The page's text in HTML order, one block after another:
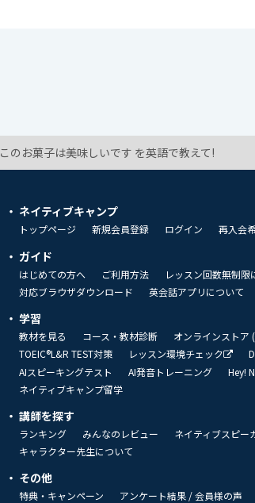
このお菓子は美味しいです を英語で教えて!
ネイティブキャンプ
トップページ 新規会員登録 ログイン 再入会
ガイド
はじめての方へ ご利用方法 レッスン回数無制限
対応ブラウザダウンロード
英会話アプリについて
学習
教材を見る コース・教材診断 オンラインストア
TOEIC®L&R TEST対策
レッスン環境チェック
AIスピーキングテスト
AI発音トレーニング Hey!
ネイティブキャンプ留学
講師を探す
ランキング みんなのレビュー ネイティブスピー
キャラクター先生について
その他
特典・キャンペーン アンケート結果 / 会員様の声